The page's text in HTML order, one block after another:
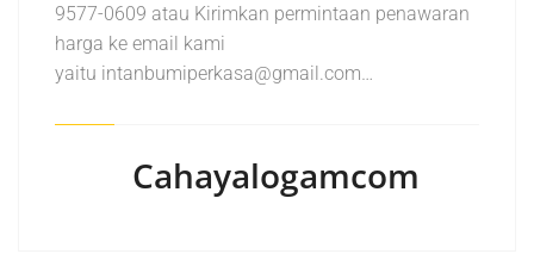
9577-0609 atau Kirimkan permintaan penawaran
harga ke email kami
yaitu intanbumiperkasa@gmail.com…
Cahayalogamcom